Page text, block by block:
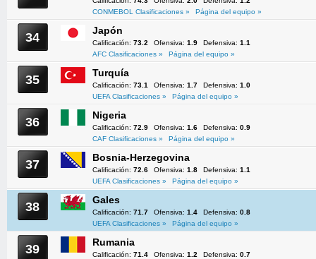
CONMEBOL Clasificaciones »
Página del equipo »
34 Japón
Calificación: 73.2 Ofensiva: 1.9 Defensiva: 1.1
AFC Clasificaciones »
Página del equipo »
35 Turquía
Calificación: 73.1 Ofensiva: 1.7 Defensiva: 1.0
UEFA Clasificaciones »
Página del equipo »
36 Nigeria
Calificación: 72.9 Ofensiva: 1.6 Defensiva: 0.9
CAF Clasificaciones »
Página del equipo »
37 Bosnia-Herzegovina
Calificación: 72.6 Ofensiva: 1.8 Defensiva: 1.1
UEFA Clasificaciones »
Página del equipo »
38 Gales
Calificación: 71.7 Ofensiva: 1.4 Defensiva: 0.8
UEFA Clasificaciones »
Página del equipo »
39 Rumania
Calificación: 71.4 Ofensiva: 1.2 Defensiva: 0.7